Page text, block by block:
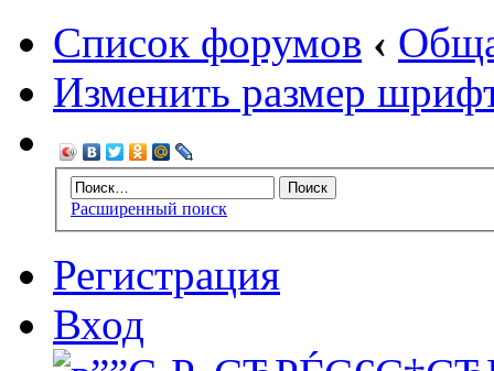
Список форумов ‹
Изменить размер
Расширенный поиск
Регистрация
Вход